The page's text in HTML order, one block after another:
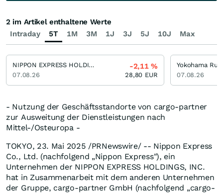
- Nutzung der Geschäftsstandorte von cargo-partner
zur Ausweitung der Dienstleistungen nach
Mittel-/Osteuropa -
TOKYO, 23. Mai 2025 /PRNewswire/ -- Nippon Express
Co., Ltd. (nachfolgend „Nippon Express"), ein
Unternehmen der NIPPON EXPRESS HOLDINGS, INC.
hat in Zusammenarbeit mit dem anderen Unternehmen
der Gruppe, cargo-partner GmbH (nachfolgend „cargo-
Intraday 5T 1M 3M 1J 3J 5J 10J Max
2 im Artikel enthaltene Werte
NIPPON EXPRESS HOLDINGS
07.08.26
-2,11%
28,80 EUR
Yokohama
07.08.26